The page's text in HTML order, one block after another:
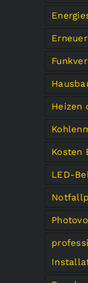
Heizen
Kosten
LED-